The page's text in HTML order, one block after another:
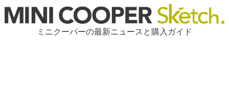
ミニクーパーの最新ニュースと購入ガイド